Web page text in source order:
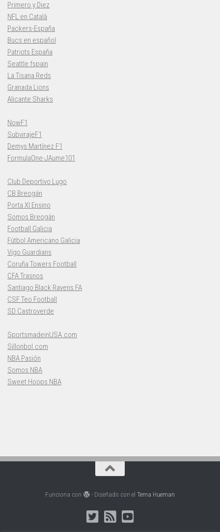
Primero y Diez
NFL en Català
Packers-España
Bucs en español
Patriots España
Seattle fspain
La Tisana Reds
Granada Lions
Alicante Sharks
NowF1
SubvirajeF1
Demys Martínez F1
FormulaOne-JAume101
Club Deportivo Lugo
CB Breogán
Porta XI Ensino
Somos Breogán
Football Galicia
Fútbol Americano Galicia
Vigo Guardians
Coruña Towers Football
CFA Trasnos
Santiago Black Ravens FA
CSF Teo Football
SD Castroverde
SportsmadeinUSA.com
Sillonbol.com
NBA Pasión
Somos NBA
Sweet Hoops NBA
Funciona con - Diseñado con el Tema Hueman